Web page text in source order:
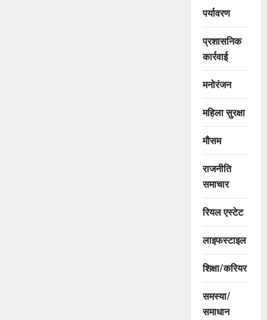
पर्यावरण
प्रशासनिक
कार्रवाई
मनोरंजन
महिला सुरक्षा
मौसम
राजनीति
समाचार
रियल एस्टेट
लाइफस्टाइल
शिक्षा/करियर
समस्या/
समाधान